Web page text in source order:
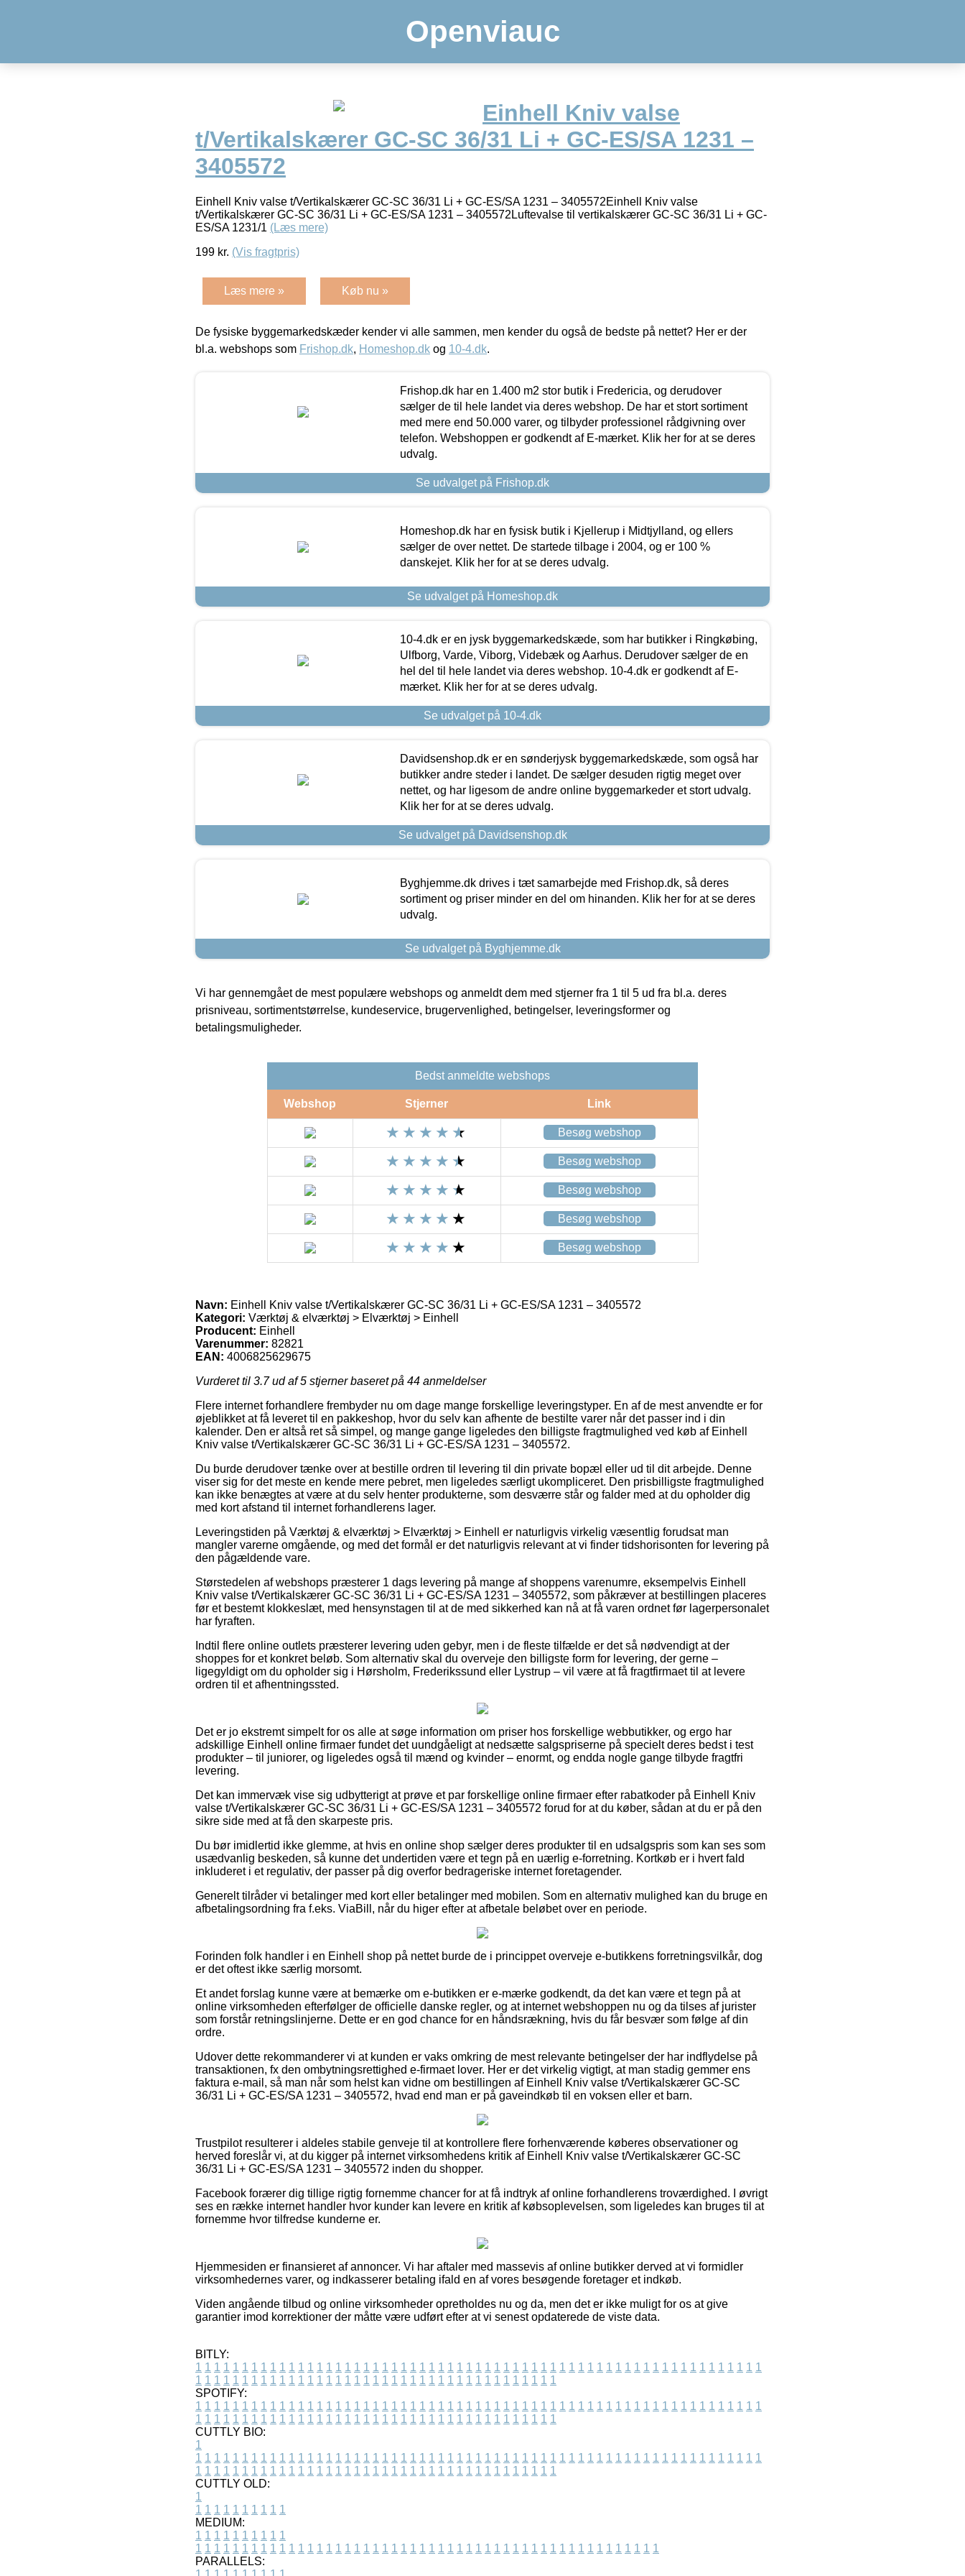
Openviauc
Einhell Kniv valse
t/Vertikalskærer GC-SC 36/31 Li + GC-ES/SA 1231 –
3405572
Einhell Kniv valse t/Vertikalskærer GC-SC 36/31 Li + GC-ES/SA 1231 – 3405572Einhell Kniv valse
t/Vertikalskærer GC-SC 36/31 Li + GC-ES/SA 1231 – 3405572Luftevalse til vertikalskærer GC-SC 36/31 Li + GC-
ES/SA 1231/1 (Læs mere)
199 kr. (Vis fragtpris)
Læs mere » Køb nu »
De fysiske byggemarkedskæder kender vi alle sammen, men kender du også de bedste på nettet? Her er der
bl.a. webshops som Frishop.dk, Homeshop.dk og 10-4.dk.
Frishop.dk har en 1.400 m2 stor butik i Fredericia, og derudover
sælger de til hele landet via deres webshop. De har et stort sortiment
med mere end 50.000 varer, og tilbyder professionel rådgivning over
telefon. Webshoppen er godkendt af E-mærket. Klik her for at se deres
udvalg.
Se udvalget på Frishop.dk
Homeshop.dk har en fysisk butik i Kjellerup i Midtjylland, og ellers
sælger de over nettet. De startede tilbage i 2004, og er 100 %
danskejet. Klik her for at se deres udvalg.
Se udvalget på Homeshop.dk
10-4.dk er en jysk byggemarkedskæde, som har butikker i Ringkøbing,
Ulfborg, Varde, Viborg, Videbæk og Aarhus. Derudover sælger de en
hel del til hele landet via deres webshop. 10-4.dk er godkendt af E-
mærket. Klik her for at se deres udvalg.
Se udvalget på 10-4.dk
Davidsenshop.dk er en sønderjysk byggemarkedskæde, som også har
butikker andre steder i landet. De sælger desuden rigtig meget over
nettet, og har ligesom de andre online byggemarkeder et stort udvalg.
Klik her for at se deres udvalg.
Se udvalget på Davidsenshop.dk
Byghjemme.dk drives i tæt samarbejde med Frishop.dk, så deres
sortiment og priser minder en del om hinanden. Klik her for at se deres
udvalg.
Se udvalget på Byghjemme.dk
Vi har gennemgået de mest populære webshops og anmeldt dem med stjerner fra 1 til 5 ud fra bl.a. deres
prisniveau, sortimentstørrelse, kundeservice, brugervenlighed, betingelser, leveringsformer og
betalingsmuligheder.
Bedst anmeldte webshops
Webshop Stjerner Link
Besøg webshop
Besøg webshop
Besøg webshop
Besøg webshop
Besøg webshop
Navn: Einhell Kniv valse t/Vertikalskærer GC-SC 36/31 Li + GC-ES/SA 1231 – 3405572
Kategori: Værktøj & elværktøj > Elværktøj > Einhell
Producent: Einhell
Varenummer: 82821
EAN: 4006825629675
Vurderet til 3.7ud af 5 stjerner baseret på 44 anmeldelser
Flere internet forhandlere frembyder nu om dage mange forskellige leveringstyper. En af de mest anvendte er for
øjeblikket at få leveret til en pakkeshop, hvor du selv kan afhente de bestilte varer når det passer ind i din
kalender. Den er altså ret så simpel, og mange gange ligeledes den billigste fragtmulighed ved køb af Einhell
Kniv valse t/Vertikalskærer GC-SC 36/31 Li + GC-ES/SA 1231 – 3405572.
Du burde derudover tænke over at bestille ordren til levering til din private bopæl eller ud til dit arbejde. Denne
viser sig for det meste en kende mere pebret, men ligeledes særligt ukompliceret. Den prisbilligste fragtmulighed
kan ikke benægtes at være at du selv henter produkterne, som desværre står og falder med at du opholder dig
med kort afstand til internet forhandlerens lager.
Leveringstiden på Værktøj & elværktøj > Elværktøj > Einhell er naturligvis virkelig væsentlig forudsat man
mangler varerne omgående, og med det formål er det naturligvis relevant at vi finder tidshorisonten for levering på
den pågældende vare.
Størstedelen af webshops præsterer 1 dags levering på mange af shoppens varenumre, eksempelvis Einhell
Kniv valse t/Vertikalskærer GC-SC 36/31 Li + GC-ES/SA 1231 – 3405572, som påkræver at bestillingen placeres
før et bestemt klokkeslæt, med hensynstagen til at de med sikkerhed kan nå at få varen ordnet før lagerpersonalet
har fyraften.
Indtil flere online outlets præsterer levering uden gebyr, men i de fleste tilfælde er det så nødvendigt at der
shoppes for et konkret beløb. Som alternativ skal du overveje den billigste form for levering, der gerne –
ligegyldigt om du opholder sig i Hørsholm, Frederikssund eller Lystrup – vil være at få fragtfirmaet til at levere
ordren til et afhentningssted.
Det er jo ekstremt simpelt for os alle at søge information om priser hos forskellige webbutikker, og ergo har
adskillige Einhell online firmaer fundet det uundgåeligt at nedsætte salgspriserne på specielt deres bedst i test
produkter – til juniorer, og ligeledes også til mænd og kvinder – enormt, og endda nogle gange tilbyde fragtfri
levering.
Det kan immervæk vise sig udbytterigt at prøve et par forskellige online firmaer efter rabatkoder på Einhell Kniv
valse t/Vertikalskærer GC-SC 36/31 Li + GC-ES/SA 1231 – 3405572 forud for at du køber, sådan at du er på den
sikre side med at få den skarpeste pris.
Du bør imidlertid ikke glemme, at hvis en online shop sælger deres produkter til en udsalgspris som kan ses som
usædvanlig beskeden, så kunne det undertiden være et tegn på en uærlig e-forretning. Kortkøb er i hvert fald
inkluderet i et regulativ, der passer på dig overfor bedrageriske internet foretagender.
Generelt tilråder vi betalinger med kort eller betalinger med mobilen. Som en alternativ mulighed kan du bruge en
afbetalingsordning fra f.eks. ViaBill, når du higer efter at afbetale beløbet over en periode.
Forinden folk handler i en Einhell shop på nettet burde de i princippet overveje e-butikkens forretningsvilkår, dog
er det oftest ikke særlig morsomt.
Et andet forslag kunne være at bemærke om e-butikken er e-mærke godkendt, da det kan være et tegn på at
online virksomheden efterfølger de officielle danske regler, og at internet webshoppen nu og da tilses af jurister
som forstår retningslinjerne. Dette er en god chance for en håndsrækning, hvis du får besvær som følge af din
ordre.
Udover dette rekommanderer vi at kunden er vaks omkring de mest relevante betingelser der har indflydelse på
transaktionen, fx den ombytningsrettighed e-firmaet lover. Her er det virkelig vigtigt, at man stadig gemmer ens
faktura e-mail, så man når som helst kan vidne om bestillingen af Einhell Kniv valse t/Vertikalskærer GC-SC
36/31 Li + GC-ES/SA 1231 – 3405572, hvad end man er på gaveindkøb til en voksen eller et barn.
Trustpilot resulterer i aldeles stabile genveje til at kontrollere flere forhenværende køberes observationer og
herved foreslår vi, at du kigger på internet virksomhedens kritik af Einhell Kniv valse t/Vertikalskærer GC-SC
36/31 Li + GC-ES/SA 1231 – 3405572 inden du shopper.
Facebook forærer dig tillige rigtig fornemme chancer for at få indtryk af online forhandlerens troværdighed. I øvrigt
ses en række internet handler hvor kunder kan levere en kritik af købsoplevelsen, som ligeledes kan bruges til at
fornemme hvor tilfredse kunderne er.
Hjemmesiden er finansieret af annoncer. Vi har aftaler med massevis af online butikker derved at vi formidler
virksomhedernes varer, og indkasserer betaling ifald en af vores besøgende foretager et indkøb.
Viden angående tilbud og online virksomheder opretholdes nu og da, men det er ikke muligt for os at give
garantier imod korrektioner der måtte være udført efter at vi senest opdaterede de viste data.
BITLY:
1 1 1 1 1 1 1 1 1 1 1 1 1 1 1 1 1 1 1 1 1 1 1 1 1 1 1 1 1 1 1 1 1 1 1 1 1 1 1 1 1 1 1 1 1 1 1 1 1 1 1 1 1 1 1 1 1 1 1 1 1
1 1 1 1 1 1 1 1 1 1 1 1 1 1 1 1 1 1 1 1 1 1 1 1 1 1 1 1 1 1 1 1 1 1 1 1 1 1 1
SPOTIFY:
1 1 1 1 1 1 1 1 1 1 1 1 1 1 1 1 1 1 1 1 1 1 1 1 1 1 1 1 1 1 1 1 1 1 1 1 1 1 1 1 1 1 1 1 1 1 1 1 1 1 1 1 1 1 1 1 1 1 1 1 1
1 1 1 1 1 1 1 1 1 1 1 1 1 1 1 1 1 1 1 1 1 1 1 1 1 1 1 1 1 1 1 1 1 1 1 1 1 1 1
CUTTLY BIO:
1
1 1 1 1 1 1 1 1 1 1 1 1 1 1 1 1 1 1 1 1 1 1 1 1 1 1 1 1 1 1 1 1 1 1 1 1 1 1 1 1 1 1 1 1 1 1 1 1 1 1 1 1 1 1 1 1 1 1 1 1 1
1 1 1 1 1 1 1 1 1 1 1 1 1 1 1 1 1 1 1 1 1 1 1 1 1 1 1 1 1 1 1 1 1 1 1 1 1 1 1
CUTTLY OLD:
1
1 1 1 1 1 1 1 1 1 1
MEDIUM:
1 1 1 1 1 1 1 1 1 1
1 1 1 1 1 1 1 1 1 1 1 1 1 1 1 1 1 1 1 1 1 1 1 1 1 1 1 1 1 1 1 1 1 1 1 1 1 1 1 1 1 1 1 1 1 1 1 1 1 1
PARALLELS: